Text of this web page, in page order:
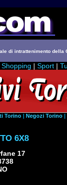
di intrattenimento della
Shopping | Sport |
Torino | Negozi Torino |
6X8
17